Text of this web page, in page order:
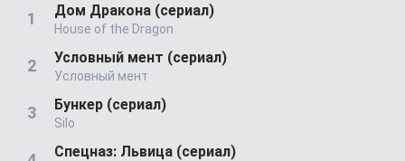
Дом Дракона (сериал)
House of the Dragon
Условный мент (сериал)
Условный мент
Бункер (сериал)
Silo
Спецназ: Львица (сериал)